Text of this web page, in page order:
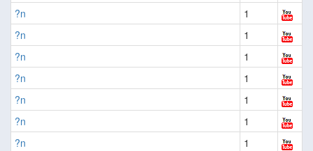
?n
1
?n
1
?n
1
?n
1
?n
1
?n
1
?n
1